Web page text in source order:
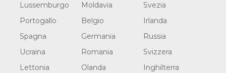
Lussemburgo Moldavia
Svezia
Portogallo
Belgio
Irlanda
Spagna
Germania
Russia
Ucraina
Romania
Svizzera
Lettonia
Olanda Inghilterra